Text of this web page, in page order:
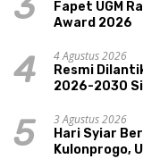
Fapet UGM
Award 2026
4
4 Agustus 2026
Resmi
2026-2030
5
3 Agustus 2026
Hari Syiar
Kulonprogo,